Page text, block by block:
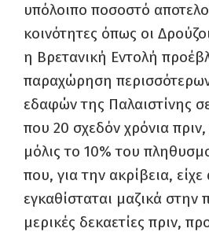
υπόλοιπο ποσοστό
κοινότητες όπως οι
η Βρετανική Εντολή
παραχώρηση
εδαφών της Παλαιστίνης
που 20 σχεδόν χρόνια
μόλις το 10% του
που, για την ακρίβεια, είχε
εγκαθίσταται μαζικά στην
μερικές δεκαετίες πριν,